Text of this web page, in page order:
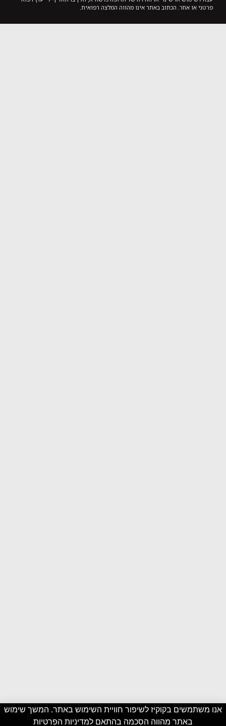
פרטני או אחר. הכתוב באתר אינו מהווה המלצה רפואית.
אנו משתמשים בקוקיז לשיפור חוויית השימוש באתר. המשך שימוש
באתר מהווה הסכמה בהתאם למדיניות הפרטיות